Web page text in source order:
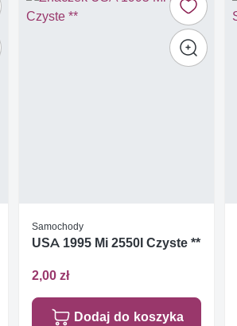
Samochody
USA 1995 Mi 2550I Czyste **
2,00 zł
Dodaj do koszyka